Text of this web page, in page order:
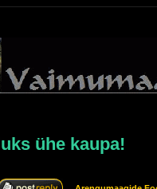
ühe kaupa!